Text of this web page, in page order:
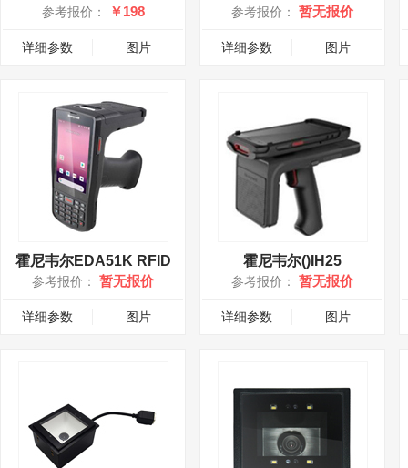
参考报价： ￥198
详细参数 图片
参考报价： 暂无报价
详细参数 图片
霍尼韦尔EDA51K RFID
参考报价： 暂无报价
详细参数 图片
霍尼韦尔()IH25
参考报价： 暂无报价
详细参数 图片